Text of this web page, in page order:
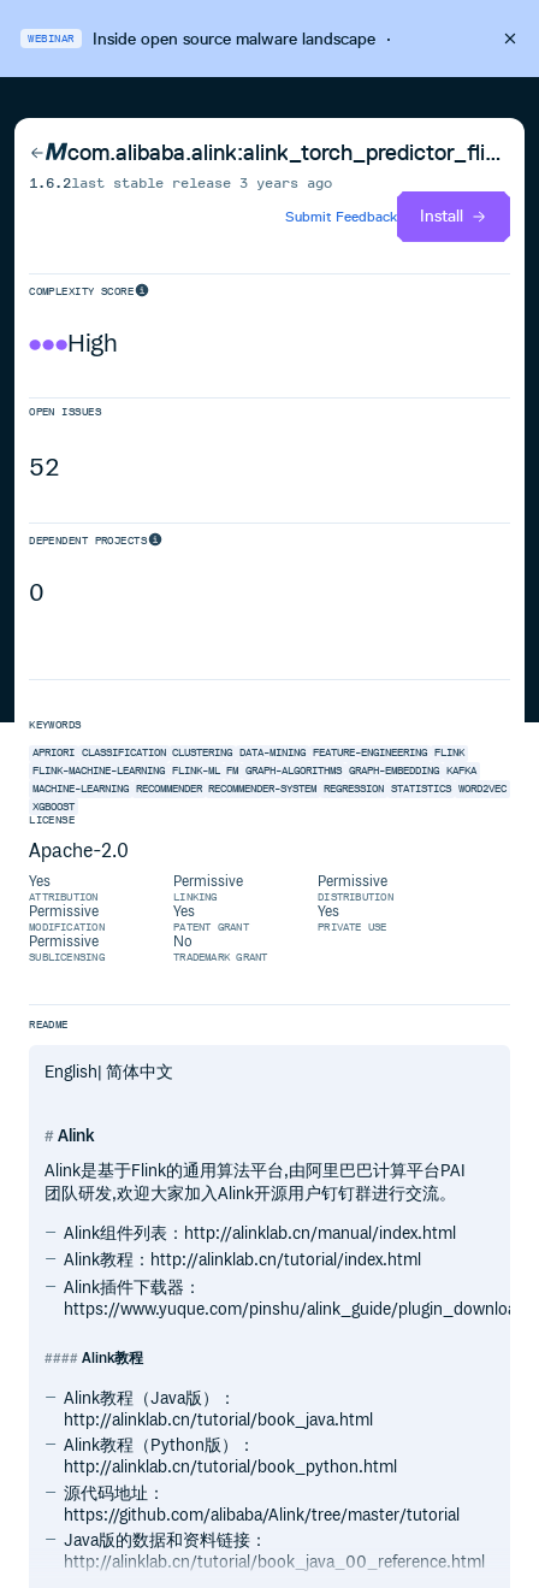
WEBINAR Inside open source malware landscape·
com.alibaba.alink:alink_torch_predictor_flink-1.11_2.11
1.6.2last stable release3 years ago
Submit Feedback
Install
COMPLEXITY SCORE
High
OPEN ISSUES
52
DEPENDENT PROJECTS
0
KEYWORDS
APRIORI CLASSIFICATION CLUSTERING DATA-MINING FEATURE-ENGINEERING
FLINK
FLINK-MACHINE-LEARNING FLINK-ML FM GRAPH-ALGORITHMS GRAPH-EMBEDDING
KAFKA
MACHINE-LEARNING RECOMMENDER RECOMMENDER-SYSTEM REGRESSION STATISTICS
WORD2VEC
XGBOOST
LICENSE
Apache-2.0
Yes
ATTRIBUTION
Permissive
LINKING
Permissive
DISTRIBUTION
Permissive
MODIFICATION
Yes
PATENT GRANT
Yes
PRIVATE USE
Permissive
SUBLICENSING
No
TRADEMARK GRANT
README
English| 简体中文
Alink
Alink是基于Flink的通用算法平台,由阿里巴巴计算平台PAI
团队研发,欢迎大家加入Alink开源用户钉钉群进行交流。
Alink组件列表：http://alinklab.cn/manual/index.html
Alink教程：http://alinklab.cn/tutorial/index.html
Alink插件下载器：
https://www.yuque.com/pinshu/alink_guide/
Alink教程
Alink教程（Java版）：
http://alinklab.cn/tutorial/book_java.html
Alink教程（Python版）：
http://alinklab.cn/tutorial/book_python.html
源代码地址：
https://github.com/alibaba/Alink/tree/master/tutorial
Java版的数据和资料链接：
http://alinklab.cn/tutorial/book_java_00_reference.html